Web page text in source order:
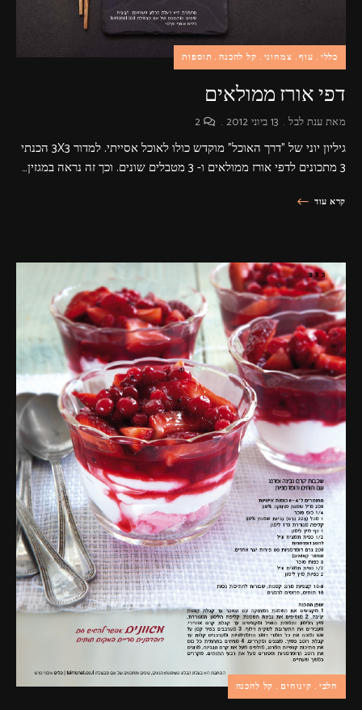
כללי עוף צמחוני קל להכנה תוספות
דפי אורז ממולאים
מאתענת לבל 13 ביוני 2012
גיליון יוני של "דרך האוכל" מוקדש כולו לאוכל אסייתי. למדור 3X3 הכנתי
3 מתכונים לדפי אורז ממולאים ו- 3 מטבלים שונים. וכך זה נראה במגזין…
קרא עוד
חלבי קינוחים קל להכנה